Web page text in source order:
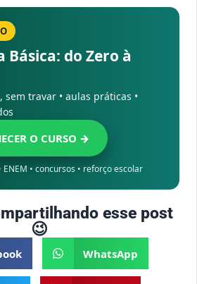
do Zero à
travar • aulas práticas •
O CURSO →
• concursos • reforço escolar
esse post
😉
WhatsApp